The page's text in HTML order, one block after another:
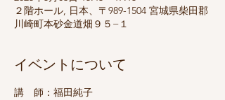
２階ホール, 日本、〒989-1504 宮城県柴田郡
川崎町本砂金道畑９５−１
イベントについて
講　師：福田純子